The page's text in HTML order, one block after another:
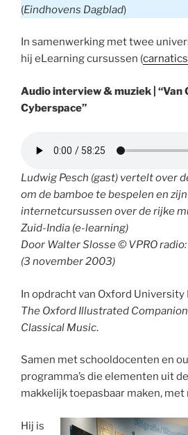
(Eindhovens Dagblad)
In samenwerking met twee
hij eLearning cursussen (
Audio interview & muziek | “Van
Cyberspace”
Ludwig Pesch (gast) vertelt over
om de bamboe te bespelen en
internetcursussen over de rijke
Zuid-India (e-learning)
Door Walter Slosse © VPRO radio:
(3 november 2003)
In opdracht van Oxford
The Oxford Illustrated
Classical Music.
Samen met schooldocenten en
programma’s die elementen uit
makkelijk toepasbaar maken, met
Hij is